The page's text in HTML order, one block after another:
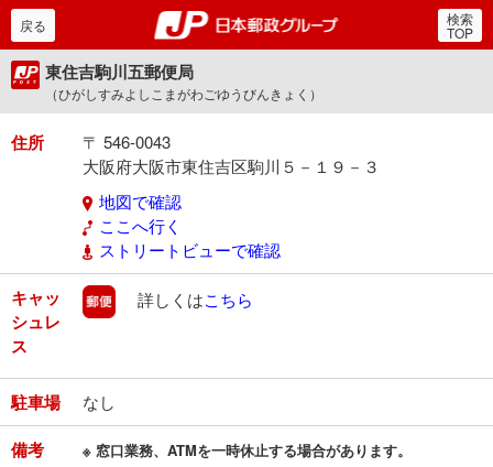
郵便局・日本郵政グルー
戻る 検索
TOP
東住吉駒川五郵便局
（ひがしすみよしこまがわごゆうびんきょく）
住所
〒 546-0043
大阪府大阪市東住吉区駒川５－１９－３
地図で確認
ここへ行く
ストリートビューで確認
キャッ
シュレ
ス
郵便
詳しくはこちら
駐車場 なし
備考 ※ 窓口業務、ATMを一時休止する場合があります。